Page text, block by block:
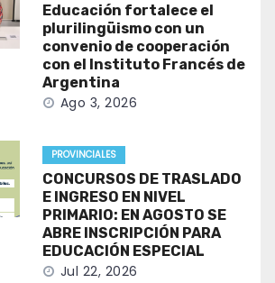
Educación fortalece el
plurilingüismo con un
convenio de cooperación
con el Instituto Francés de
Argentina
Ago 3, 2026
PROVINCIALES
CONCURSOS DE TRASLADO
E INGRESO EN NIVEL
PRIMARIO: EN AGOSTO SE
ABRE INSCRIPCIÓN PARA
EDUCACIÓN ESPECIAL
Jul 22, 2026